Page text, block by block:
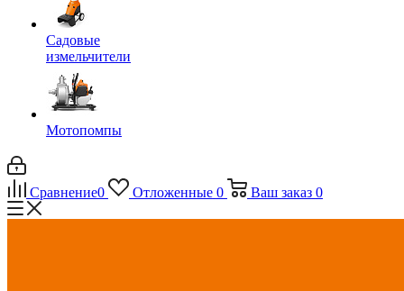
Садовые
измельчители
Мотопомпы
Сравнение0 Отложенные 0 Ваш заказ 0